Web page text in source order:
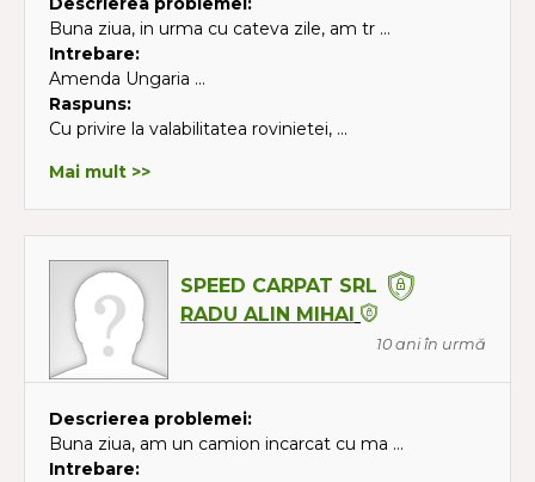
Buna ziua, in urma cu cateva zile, am tr ...
Intrebare:
Amenda Ungaria ...
Raspuns:
Cu privire la valabilitatea rovinietei, ...
Mai mult >>
SPEED CARPAT SRL
RADU ALIN MIHAI
10 ani în urmă
Descrierea problemei:
Buna ziua, am un camion incarcat cu ma ...
Intrebare: